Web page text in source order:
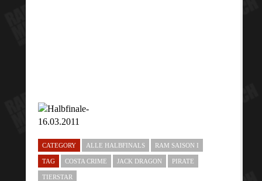
CATEGORY ALLE HALBFINALS RAM SAISON I
TAG COSTA CRIME JACK DRAGON PIRATE
TIERSTAR